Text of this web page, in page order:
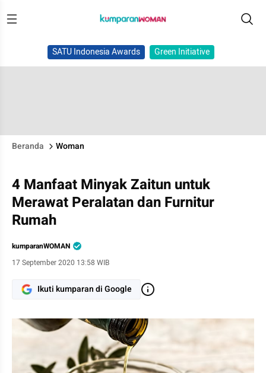
SATU Indonesia Awards Green Initiative
Beranda Woman
4 Manfaat Minyak Zaitun untuk
Merawat Peralatan dan Furnitur
Rumah
kumparanWOMAN
17 September 2020 13:58 WIB
Ikuti kumparan di Google